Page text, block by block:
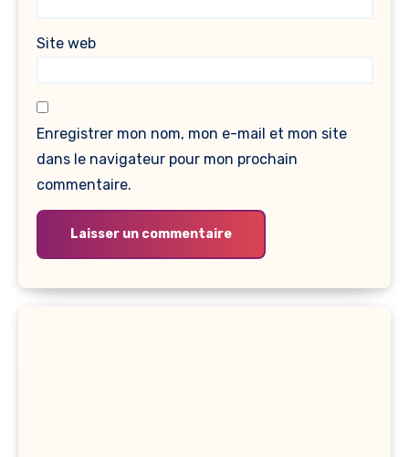
Site web
Enregistrer mon nom, mon e-mail et mon site
dans le navigateur pour mon prochain
commentaire.